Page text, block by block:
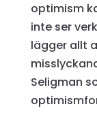
optimism
inte ser
lägger allt
Seligman